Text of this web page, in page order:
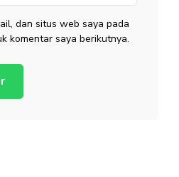
dan situs web saya pada
komentar saya berikutnya.